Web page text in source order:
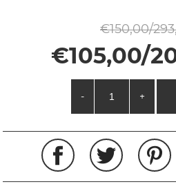
€150,00/
€105,00/
- +